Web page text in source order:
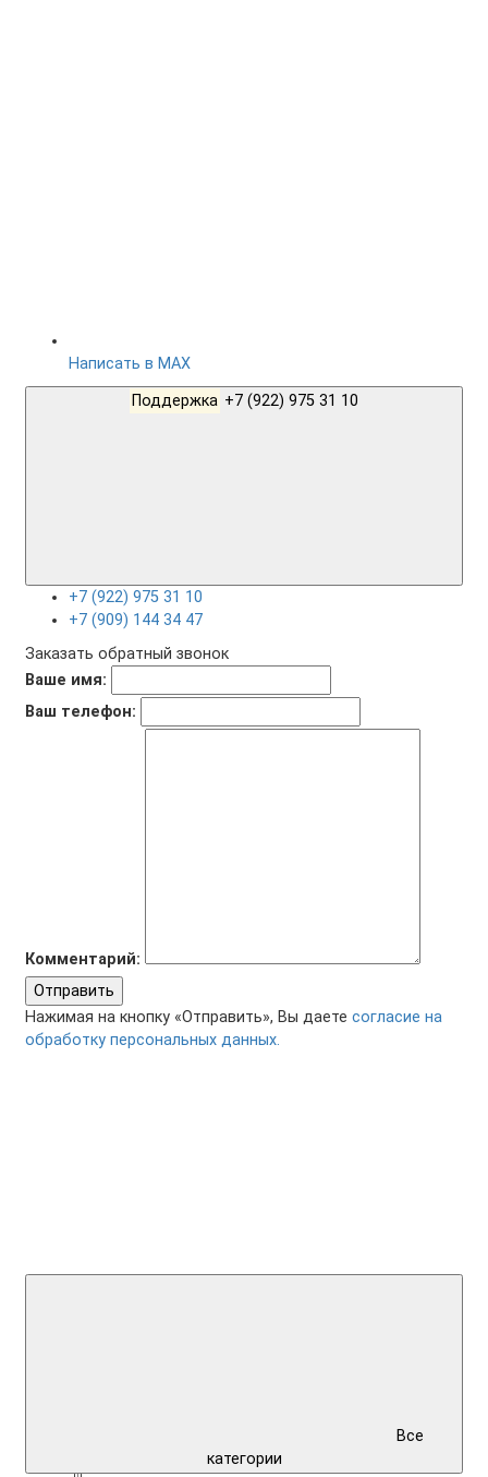
Написать в MAX
Поддержка
+7 (922) 975 31 10
+7 (909) 144 34 47
Заказать обратный звонок
Ваше имя:
Ваш телефон:
Комментарий:
Отправить
Нажимая на кнопку «Отправить», Вы даете согласие на
обработку персональных данных.
Все
категории